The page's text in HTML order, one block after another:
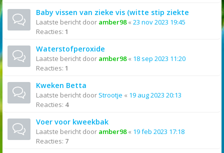
Baby vissen van zieke vis (witte stip ziekte
Laatste bericht door amber98« 23 nov 2023 19:45
Reacties: 1
Waterstofperoxide
Laatste bericht door amber98« 18 sep 2023 11:20
Reacties: 1
Kweken Betta
Laatste bericht door Strootje « 19 aug 2023 20:13
Reacties: 4
Voer voor kweekbak
Laatste bericht door amber98« 19 feb 2023 17:18
Reacties: 7